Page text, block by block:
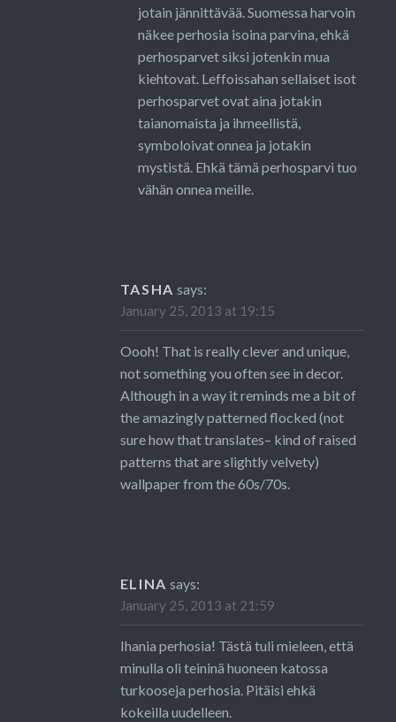
jotain jännittävää. Suomessa harvoin
näkee perhosia isoina parvina, ehkä
perhosparvet siksi jotenkin mua
kiehtovat. Leffoissahan sellaiset isot
perhosparvet ovat aina jotakin
taianomaista ja ihmeellistä,
symboloivat onnea ja jotakin
mystistä. Ehkä tämä perhosparvi tuo
vähän onnea meille.
TASHA says:
January 25, 2013 at 19:15
Oooh! That is really clever and unique,
not something you often see in decor.
Although in a way it reminds me a bit of
the amazingly patterned flocked (not
sure how that translates– kind of raised
patterns that are slightly velvety)
wallpaper from the 60s/70s.
ELINA says:
January 25, 2013 at 21:59
Ihania perhosia! Tästä tuli mieleen, että
minulla oli teininä huoneen katossa
turkooseja perhosia. Pitäisi ehkä
kokeilla uudelleen.